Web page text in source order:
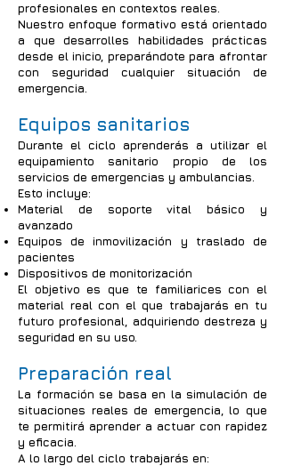
profesionales en contextos reales.
Nuestro enfoque formativo está orientado
a que desarrolles habilidades prácticas
desde el inicio, preparándote para afrontar
con seguridad cualquier situación de
emergencia.
Equipos sanitarios
Durante el ciclo aprenderás a utilizar el
equipamiento sanitario propio de los
servicios de emergencias y ambulancias.
Esto incluye:
Material de soporte vital básico y
avanzado
Equipos de inmovilización y traslado de
pacientes
Dispositivos de monitorización
El objetivo es que te familiarices con el
material real con el que trabajarás en tu
futuro profesional, adquiriendo destreza y
seguridad en su uso.
Preparación real
La formación se basa en la simulación de
situaciones reales de emergencia, lo que
te permitirá aprender a actuar con rapidez
y eficacia.
A lo largo del ciclo trabajarás en: